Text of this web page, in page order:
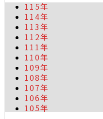
115年
114年
113年
112年
111年
110年
109年
108年
107年
106年
105年